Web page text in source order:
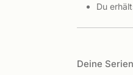
Du
Deine